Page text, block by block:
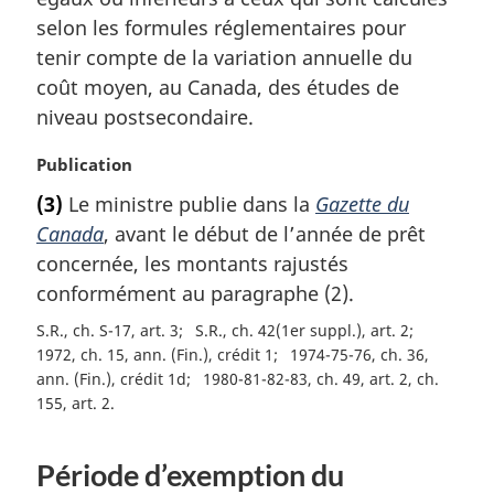
a
e
:
selon les formules réglementaires pour
tenir compte de la variation annuelle du
coût moyen, au Canada, des études de
niveau postsecondaire.
N
t
e
m
a
g
i
n
a
Publication
(3) Le ministre publie dans la Gazette du
Canada, avant le début de l’année de prêt
concernée, les montants rajustés
conformément au paragraphe (2).
S.R., ch. S-17, art. 3
S.R., ch. 42(1er suppl.), art. 2
1972, ch. 15, ann. (Fin.), crédit 1
1974-75-76, ch. 36,
ann. (Fin.), crédit 1d
1980-81-82-83, ch. 49, art. 2, ch.
155, art. 2
Période d’exemption du